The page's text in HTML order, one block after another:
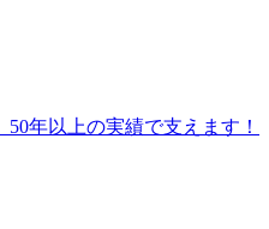
年以上の実績で支えます！